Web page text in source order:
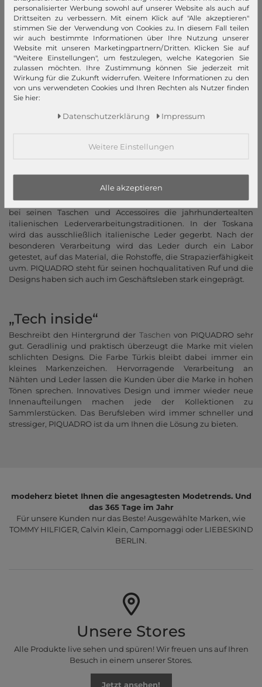
in der Business Klasse
1997 kommt die Marke PIQUADRO auf den Markt. Kurz darauf
werden Shops in Mailand und Rom eröffnet, die Kunden sind
verrückt nach PIQUADRO! Daraufhin expandiert die Firma
international und erobert dort die Märkte. Nicht nur die
Accessoiressind schick und elegant. Auch das neue
Firmengebäude verkörpert eine neue Seite von PIQUADRO, das
Futuristische! Mit Stilsicherheit erobert PIQUADRO nach und
nach die Welt und bald auch Sie zu Hause!
„Less is more“
immer auf Nummer sicher gehen und führen des Öfteren Tests
zur Kontrolle der Zuverlässigkeit durch. So benutzt PIQUADRO
bei seinen Taschen und Accessoires die jahrhundertealten
italienischen Lederverarbeitungstraditionen. In der Toskana
wird das ausschließlich italienische Leder gegerbt. Nach der
besonderen Verarbeitung wird das Leder durch ein Labor
getestet, auf das Material, die Rohstoffe, die Strapazierfähigkeit
uvm. PIQUADRO steht für seinen hochqualitativen Ruf und die
Designs haben sich auch im Geschäftsleben stark eingeprägt.
„Tech inside“
Beschreibt den Hintergrund der Taschen von PIQUADRO sehr
gut. Geradlinig und praktisch überzeugt die Marke mit vielen
schlichten Designs. Die Farbe Türkis bleibt dabei immer ein
kleines Markenzeichen. Hervorragende Verarbeitung an
Nähten und Leder lassen die Kunden über die Marke in hohen
Tönen sprechen. Innovatives Design und immer wieder neue
Innenaufteilungen machen jede der Kollektionen zu
Sammlerstücken. Das Berufsleben wird immer schneller und
stressiger, PIQUADRO ist da um Ihnen die Lösung zu bieten.
modeherz bietet Ihnen die angesagtesten Modetrends. Und
das 365 Tage im Jahr
Für unsere Kunden nur das Beste! Ausgewählte Marken, wie
TOMMY HILFIGER, Calvin Klein, Campomaggi oder LIEBESKIND
BERLIN.
Unsere Stores
Alle Produkte live sehen und spüren! Wir freuen uns auf Ihren
Besuch in einem unserer Stores.
Jetzt ansehen!
personalisierter Werbung sowohl auf unserer Website als auch auf
Drittseiten zu verbessern. Mit einem Klick auf "Alle akzeptieren"
stimmen Sie der Verwendung von Cookies zu. In diesem Fall teilen
wir auch bestimmte Informationen über Ihre Nutzung unserer
Website mit unseren Marketingpartnern/Dritten. Klicken Sie auf
"Weitere Einstellungen", um festzulegen, welche Kategorien Sie
zulassen möchten. Ihre Zustimmung können Sie jederzeit mit
Wirkung für die Zukunft widerrufen. Weitere Informationen zu den
von uns verwendeten Cookies und Ihren Rechten als Nutzer finden
Sie hier:
Daten­schutz­erklärung Impressum
Weitere Einstellungen
Alle akzeptieren